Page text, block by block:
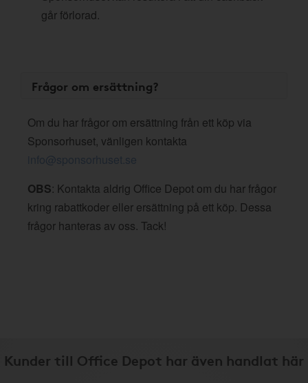
går förlorad.
Frågor om ersättning?
Om du har frågor om ersättning från ett köp via
Sponsorhuset, vänligen kontakta
info@sponsorhuset.se
OBS: Kontakta aldrig Office Depot om du har frågor
kring rabattkoder eller ersättning på ett köp. Dessa
frågor hanteras av oss. Tack!
Kunder till Office Depot har även handlat här